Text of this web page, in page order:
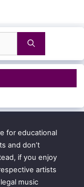
for educational
and don’t
if you enjoy
artists
music